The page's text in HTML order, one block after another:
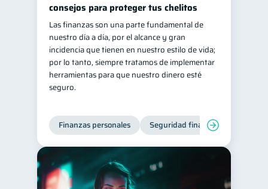
consejos para proteger tus chelitos
Las finanzas son una parte fundamental de
nuestro día a día, por el alcance y gran
incidencia que tienen en nuestro estilo de vida;
por lo tanto, siempre tratamos de implementar
herramientas para que nuestro dinero esté
seguro.
Finanzas personales Seguridad financiera